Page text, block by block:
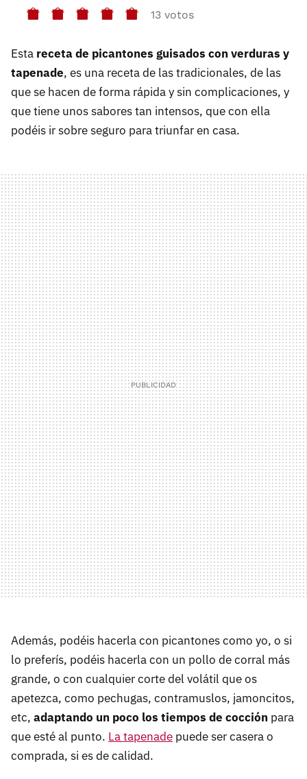
13 votos
Esta receta de picantones guisados con verduras y
tapenade, es una receta de las tradicionales, de las
que se hacen de forma rápida y sin complicaciones, y
que tiene unos sabores tan intensos, que con ella
podéis ir sobre seguro para triunfar en casa.
Además, podéis hacerla con picantones como yo, o si
lo preferís, podéis hacerla con un pollo de corral más
grande, o con cualquier corte del volátil que os
apetezca, como pechugas, contramuslos, jamoncitos,
etc, adaptando un poco los tiempos de cocción para
que esté al punto. La tapenade puede ser casera o
comprada, si es de calidad.